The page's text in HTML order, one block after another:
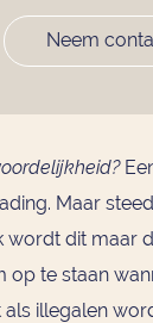
Neem
Maar
wordt dit
op te staan
illegalen